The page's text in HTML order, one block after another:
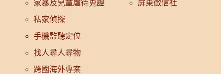
家暴及兒童虐待蒐證
私家偵探
手機監聽定位
找人尋人尋物
跨國海外專案
屏東徵信社